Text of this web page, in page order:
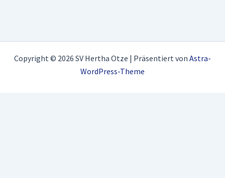
Copyright © 2026 SV Hertha Otze | Präsentiert von Astra-
WordPress-Theme